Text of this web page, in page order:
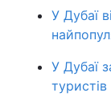
У Дубаї
У Дубаї
туристів